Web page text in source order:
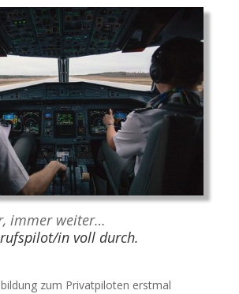
immer weiter…
in voll durch.
zum Privatpiloten erstmal